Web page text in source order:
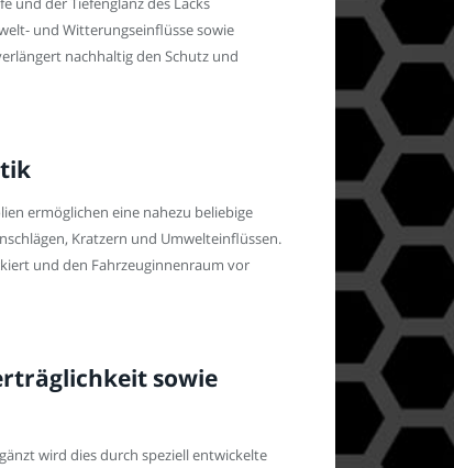
und Witterungseinflüsse sowie
nachhaltig den Schutz und
ermöglichen eine nahezu beliebige
Kratzern und Umwelteinflüssen.
und den Fahrzeuginnenraum vor
sowie
wird dies durch speziell entwickelte